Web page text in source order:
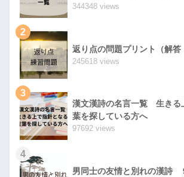
344348 views
2
返り点の問題プリント（解答
245618 views
3
漢文漢詩の名言一覧 生きる
葉を探している方へ
97692 views
4
男同士の友情と別れの漢詩